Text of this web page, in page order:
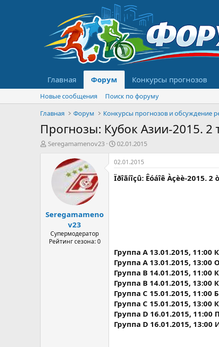
Главная Форум Конкурсы прогнозов
Новые сообщения
Поиск по форуму
Главная
Форум
Прогнозы: Кубок Азии-2015. 2
А
ы
Seregamamenov23
Д
а
т
а
н
02.01.2015
Seregamameno
v23
Супермодератор
Рейтинг сезона: 0
02.01.2015
Ïðîãíîçû: Êóáîê Àçèè-2015. 2
Группа A 13.01.2015,
Группа A 13.01.2015, 13:00
Группа B 14.01.2015, 11:00
Группа B 14.01.2015, 13:00
Группа C 15.01.2015, 11:00
Группа C 15.01.2015, 13:00
Группа D 16.01.2015,
Группа D 16.01.2015, 13:00